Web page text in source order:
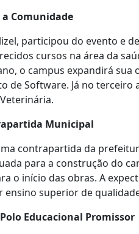
a Comunidade
participou do evento e
cursos na área da
o campus expandirá
de Software. Já no
Municipal
contrapartida da
para a construção do
o início das obras. A
superior de
Educacional Promissor